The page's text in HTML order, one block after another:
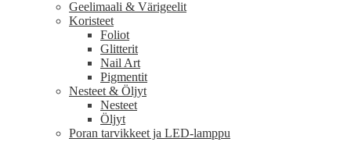
Geelimaali & Värigeelit
Koristeet
Foliot
Glitterit
Nail Art
Pigmentit
Nesteet & Öljyt
Nesteet
Öljyt
Poran tarvikkeet ja LED-lamppu